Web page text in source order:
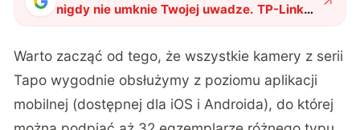
nigdy nie umknie Twojej uwadze. TP-Link
ma nowe sprytne kamery do monitoringu"?
Warto zacząć od tego, że wszystkie kamery z serii
Tapo wygodnie obsłużymy z poziomu aplikacji
mobilnej (dostępnej dla iOS i Androida), do której